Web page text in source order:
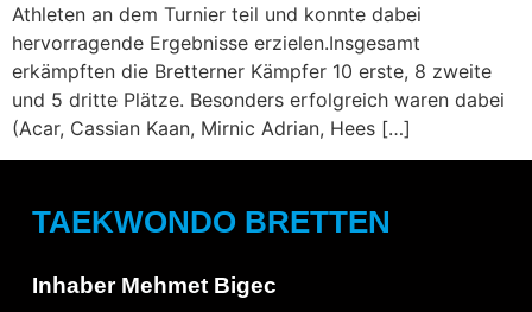
Athleten an dem Turnier teil und konnte dabei
hervorragende Ergebnisse erzielen.Insgesamt
erkämpften die Bretterner Kämpfer 10 erste, 8 zweite
und 5 dritte Plätze. Besonders erfolgreich waren dabei
(Acar, Cassian Kaan, Mirnic Adrian, Hees […]
TAEKWONDO BRETTEN
Inhaber Mehmet Bigec